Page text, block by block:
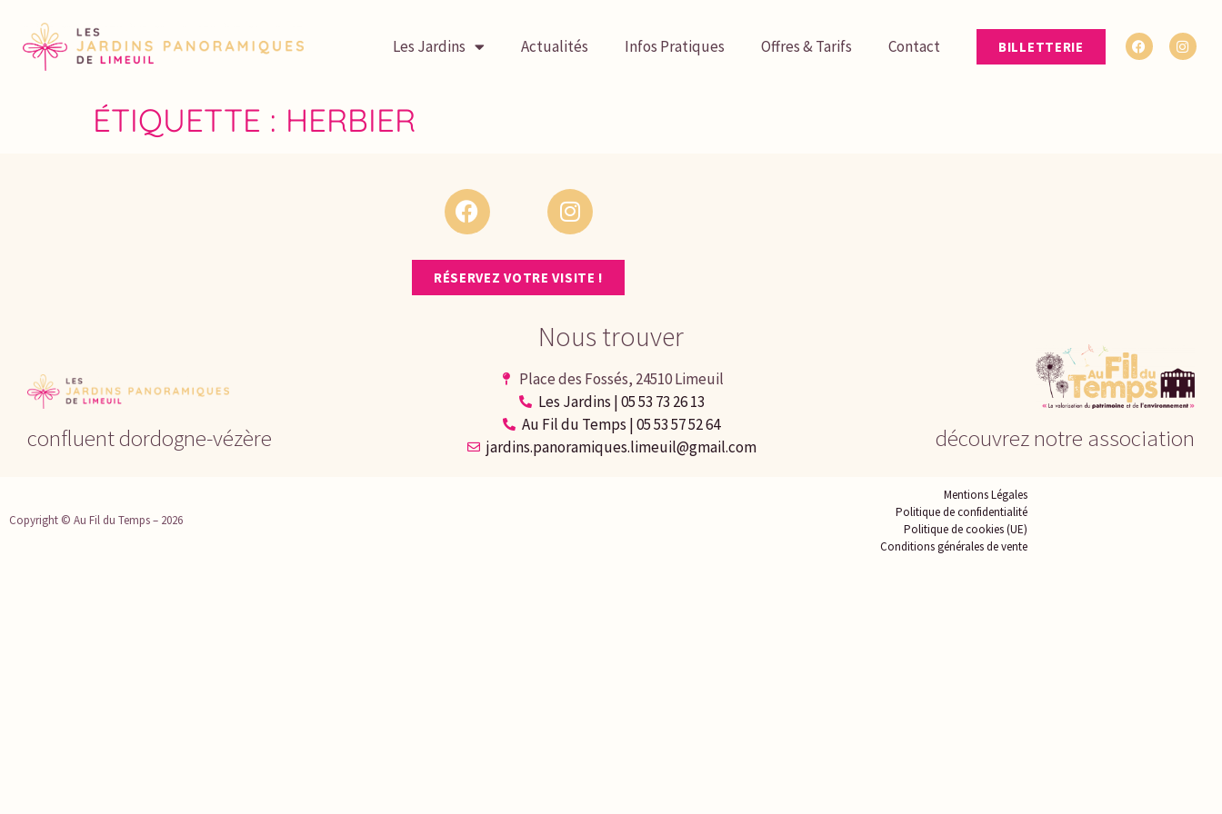
Les Jardins Actualités Infos Pratiques Offres & Tarifs Contact BILLETTERIE
ÉTIQUETTE : HERBIER
RÉSERVEZ VOTRE VISITE !
confluent dordogne-vézère
Nous trouver
Place des Fossés, 24510 Limeuil
Les Jardins | 05 53 73 26 13
Au Fil du Temps | 05 53 57 52 64
jardins.panoramiques.limeuil@gmail.com
découvrez notre association
Copyright © Au Fil du Temps – 2026
Mentions Légales
Politique de confidentialité
Politique de cookies (UE)
Conditions générales de vente
En cas de forte chaleur, vérifiez nos horaires sur notre site ou nos réseaux sociaux avant votre visite. Ils peuvent être adaptés pour votre
confort.
OK